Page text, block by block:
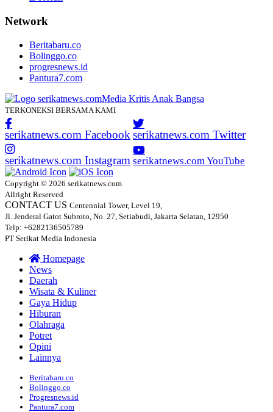
Network
Beritabaru.co
Bolinggo.co
progresnews.id
Pantura7.com
TERKONEKSI BERSAMA KAMI
serikatnews.com Facebook serikatnews.com Twitter
serikatnews.com Instagram serikatnews.com YouTube
Copyright © 2026 serikatnews.com
Allright Reserved
CONTACT US Centennial Tower, Level 19,
Jl. Jenderal Gatot Subroto, No. 27, Setiabudi, Jakarta Selatan, 12950
Telp: +6282136505789
PT Serikat Media Indonesia
Homepage
News
Daerah
Wisata & Kuliner
Gaya Hidup
Hiburan
Olahraga
Potret
Opini
Lainnya
Beritabaru.co
Bolinggo.co
Progresnews.id
Pantura7.com